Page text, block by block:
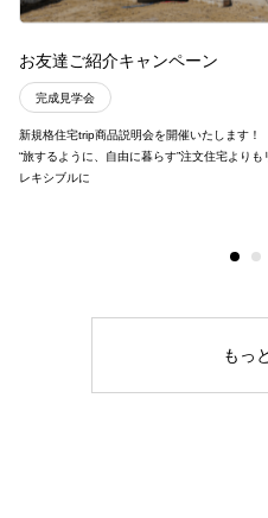
お友達ご紹介キャンペーン
完成見学会
新規格住宅trip商品説明会を開催いたします！
“旅するように、自由に暮らす”注文住宅より
レキシブルに
もっ